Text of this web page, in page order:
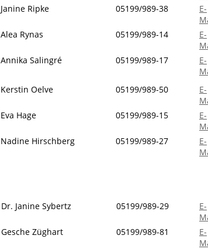
Janine Ripke
05199/989-38
E-
Alea Rynas
05199/989-14
E-
Annika Salingré
05199/989-17
E-
Kerstin Oelve 05199/989-50
E-
Eva Hage
05199/989-15
E-
Nadine Hirschberg
05199/989-27
E-
Dr. Janine Sybertz 05199/989-29
E-
Gesche Züghart 05199/989-81
E-